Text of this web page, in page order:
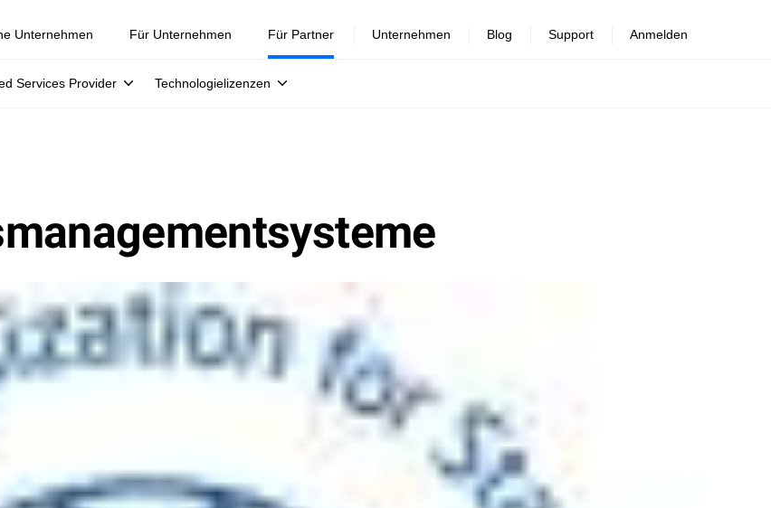
Unternehmen Für Unternehmen Für Partner
Services Provider Technologielizenzen
Unternehmen Blog Support Anmelden